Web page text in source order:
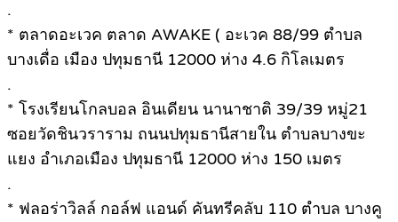
.
* ตลาดอะเวค ตลาด AWAKE ( อะเวค 88/99 ตำบล
บางเดื่อ เมือง ปทุมธานี 12000 ห่าง 4.6 กิโลเมตร
.
* โรงเรียนโกลบอล อินเดียน นานาชาติ 39/39 หมู่21
ซอยวัดชินวราราม ถนนปทุมธานีสายใน ตำบลบางขะ
แยง อำเภอเมือง ปทุมธานี 12000 ห่าง 150 เมตร
.
* ฟลอร่าวิลล์ กอล์ฟ แอนด์ คันทรีคลับ 110 ตำบล บางคู